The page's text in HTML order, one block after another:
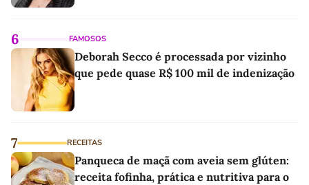
6 FAMOSOS
Deborah Secco é processada por vizinho
que pede quase R$ 100 mil de indenização
7 RECEITAS
Panqueca de maçã com aveia sem glúten:
receita fofinha, prática e nutritiva para o